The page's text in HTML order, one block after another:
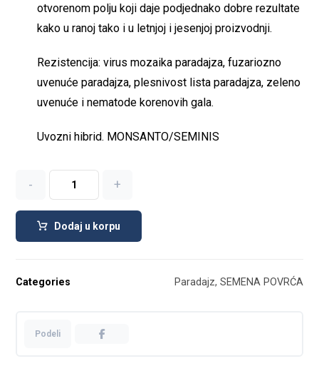
otvorenom polju koji daje podjednako dobre rezultate
kako u ranoj tako i u letnjoj i jesenjoj proizvodnji.
Rezistencija: virus mozaika paradajza, fuzariozno
uvenuće paradajza, plesnivost lista paradajza, zeleno
uvenuće i nematode korenovih gala.
Uvozni hibrid. MONSANTO/SEMINIS
- +
Dodaj u korpu
Categories Paradajz, SEMENA POVRĆA